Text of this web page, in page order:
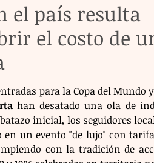
el país resulta
el costo de
para la Copa del Mundo
han desatado una ola de
inicial, los seguidores
un evento "de lujo" con
con la tradición de